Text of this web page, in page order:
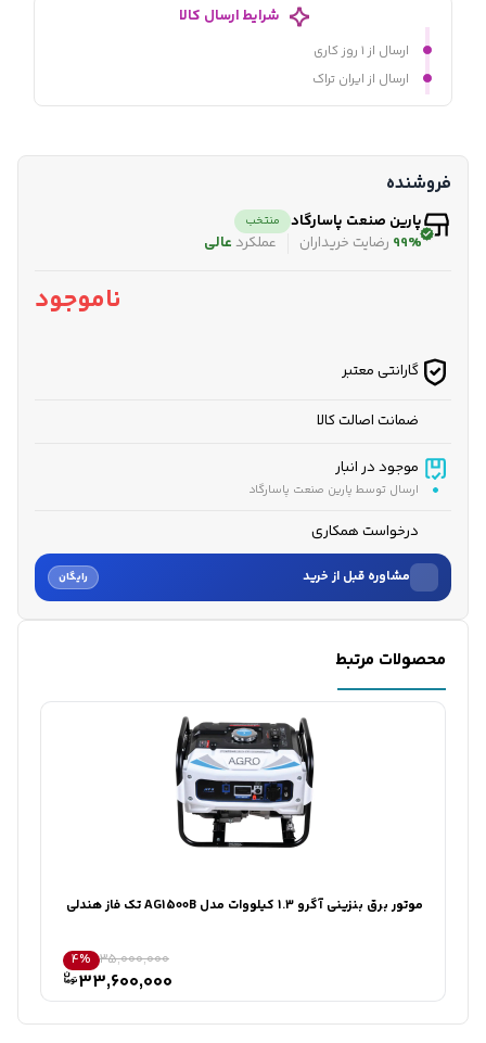
شرایط ارسال کالا
ارسال از ۱ روز کاری
ارسال از ایران تراک
فروشنده
پارین صنعت پاسارگاد منتخب
99% رضایت خریداران عملکرد عالی
ناموجود
گارانتی معتبر
ضمانت اصالت کالا
موجود در انبار
ارسال توسط پارین صنعت پاسارگاد
درخواست همکاری
مشاوره قبل از خرید رایگان
نام
محصولات مرتبط
موتور برق بنزینی آگرو 1.3 کیلووات مدل AG1500B تک فاز هندلی
35,000,000
4%
33,600,000